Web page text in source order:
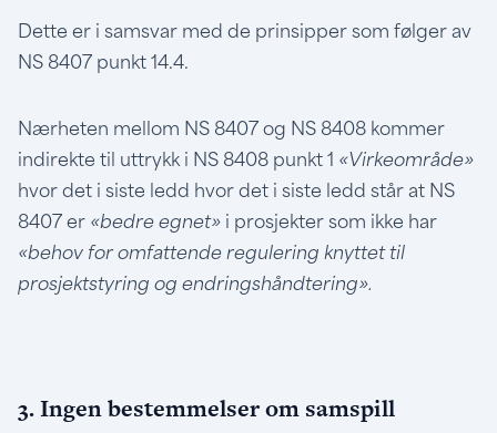
Dette er i samsvar med de prinsipper som følger av
NS 8407 punkt 14.4.
Nærheten mellom NS 8407 og NS 8408 kommer
indirekte til uttrykk i NS 8408 punkt 1 «Virkeområde»
hvor det i siste ledd hvor det i siste ledd står at NS
8407 er «bedre egnet» i prosjekter som ikke har
«behov for omfattende regulering knyttet til
prosjektstyring og endringshåndtering».
3. Ingen bestemmelser om samspill